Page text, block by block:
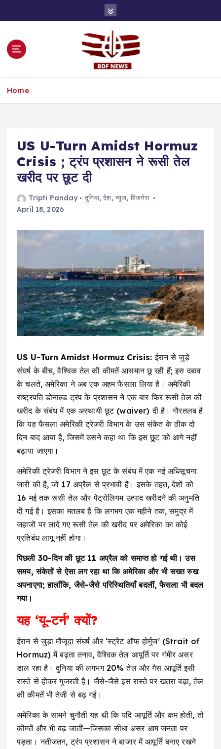
Home
US U-Turn Amidst Hormuz
Crisis ; ट्रंप प्रशासन ने रूसी तेल
खरीद पर छूट दी
Tripti Panday दुनिया,देश, न्यूज, बिजनेस
April 18, 2026
US U-Turn Amidst Hormuz Crisis: ईरान से जुड़े
संघर्ष के बीच, वैश्विक तेल की कीमतें आसमान छू रही हैं; इस दबाव
के चलते, अमेरिका ने अब एक अहम फैसला लिया है। अमेरिकी
राष्ट्रपति डोनाल्ड ट्रंप के प्रशासन ने एक बार फिर रूसी तेल की
खरीद के संबंध में एक अस्थायी छूट (waiver) दी है। गौरतलब है
कि यह फैसला अमेरिकी ट्रेजरी विभाग के उस संकेत के ठीक दो
दिन बाद आया है, जिसमें उसने कहा था कि इस छूट को आगे नहीं
बढ़ाया जाएगा।
अमेरिकी ट्रेजरी विभाग ने इस छूट के संबंध में एक नई अधिसूचना
जारी की है, जो 17 अप्रैल से प्रभावी है। इसके तहत, देशों को
16 मई तक रूसी तेल और पेट्रोलियम उत्पाद खरीदने की अनुमति
दी गई है। इसका मतलब है कि लगभग एक महीने तक, समुद्र में
जहाजों पर लादे गए रूसी तेल की खरीद पर अमेरिका का कोई
प्रतिबंध लागू नहीं होगा।
पिछली 30-दिन की छूट 11 अप्रैल को समाप्त हो गई थी। उस
समय, संकेतों से ऐसा लग रहा था कि अमेरिका और भी सख्त रुख
अपनाएगा; हालाँकि, जैसे-जैसे परिस्थितियाँ बदलीं, फैसला भी बदल
गया।
यह ‘यू-टर्न’ क्यों?
ईरान से जुड़ा मौजूदा संघर्ष और ‘स्ट्रेट ऑफ होर्मुज’ (Strait of
Hormuz) में बढ़ता तनाव, वैश्विक तेल आपूर्ति पर गंभीर असर
डाल रहा है। दुनिया की लगभग 20% तेल और गैस आपूर्ति इसी
रास्ते से होकर गुजरती है। जैसे-जैसे इस रास्ते पर खतरा बढ़ा, तेल
की कीमतें भी तेजी से बढ़ गईं।
अमेरिका के सामने चुनौती यह थी कि यदि आपूर्ति और कम होती, तो
कीमतें और भी बढ़ जातीं—जिसका सीधा असर आम जनता पर
पड़ता। नतीजतन, ट्रंप प्रशासन ने बाजार में आपूर्ति बनाए रखने